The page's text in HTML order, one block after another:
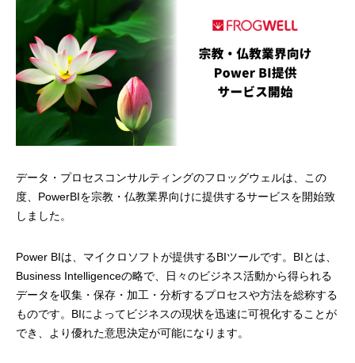
データ・プロセスコンサルティングのフロッグウェルは、この
度、PowerBIを宗教・仏教業界向けに提供するサービスを開始致
しました。
Power BIは、マイクロソフトが提供するBIツールです。BIとは、
Business Intelligenceの略で、日々のビジネス活動から得られる
データを収集・保存・加工・分析するプロセスや方法を総称する
ものです。BIによってビジネスの現状を迅速に可視化することが
でき、より優れた意思決定が可能になります。